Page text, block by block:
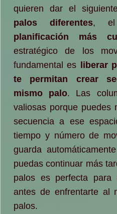
quieren dar el
palos diferentes, el
planificación más
estratégico de los
fundamental es liberar
te permitan crear
mismo palo. Las
valiosas porque puedes
secuencia a ese
tiempo y número de
guarda
puedas continuar más
palos es perfecta para
antes de enfrentarte al
palos.